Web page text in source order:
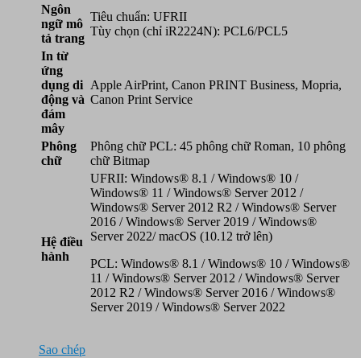
Ngôn
ngữ mô
tả trang
Tiêu chuẩn: UFRII
Tùy chọn (chỉ iR2224N): PCL6/PCL5
In từ
ứng
dụng di
động và
đám
mây
Apple AirPrint, Canon PRINT Business, Mopria,
Canon Print Service
Phông
chữ
Phông chữ PCL: 45 phông chữ Roman, 10 phông
chữ Bitmap
Hệ điều
hành
UFRII: Windows® 8.1 / Windows® 10 /
Windows® 11 / Windows® Server 2012 /
Windows® Server 2012 R2 / Windows® Server
2016 / Windows® Server 2019 / Windows®
Server 2022/ macOS (10.12 trở lên)
PCL: Windows® 8.1 / Windows® 10 / Windows®
11 / Windows® Server 2012 / Windows® Server
2012 R2 / Windows® Server 2016 / Windows®
Server 2019 / Windows® Server 2022
Sao chép